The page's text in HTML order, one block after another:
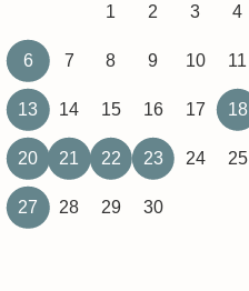
1 2 3 4
6 7 8 9 10 11
13 14 15 16 17 18
20 21 22 23 24 25
27 28 29 30